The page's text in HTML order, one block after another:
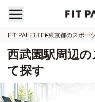
FIT PALETTE 東京都のスポー
西武園駅周辺
て探す